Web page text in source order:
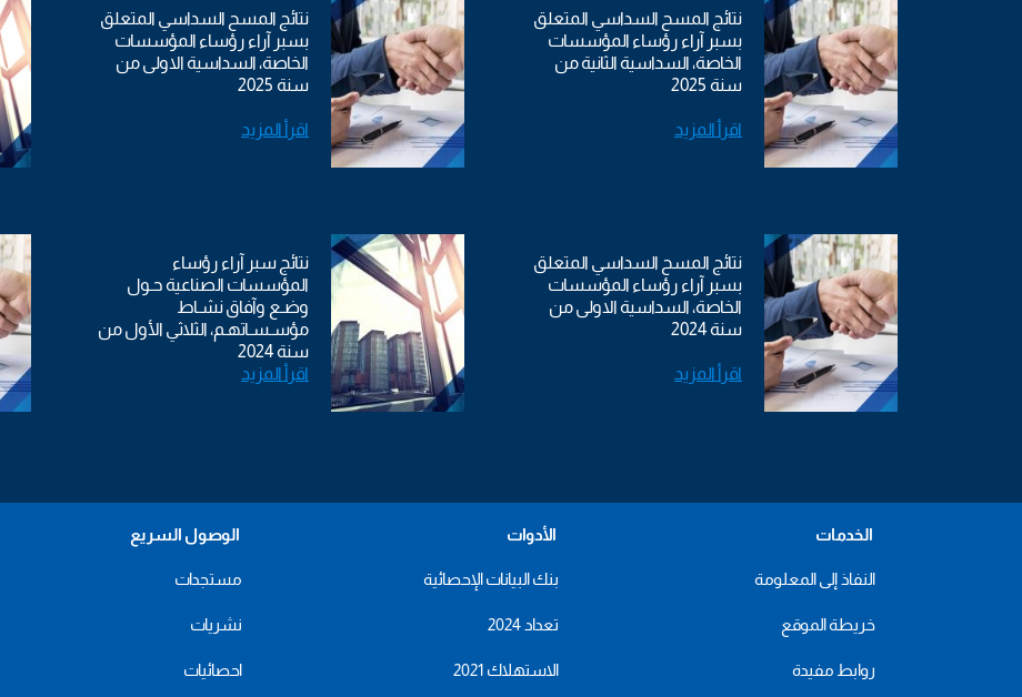
نتائج المسح السداسي المتعلق
بسبر آراء رؤساء المؤسسات
الخاصة، السداسية الثانية من
سنة 2025
اقرأ المزيد
نتائج المسح السداسي المتعلق
بسبر آراء رؤساء المؤسسات
الخاصة، السداسية الاولى من
سنة 2025
اقرأ المزيد
نتائج المسح السداسي المتعلق
بسبر آراء رؤساء المؤسسات
الخاصة، السداسية الاولى من
سنة 2024
اقرأ المزيد
نتائج سبر آراء رؤساء
المؤسسات الصناعية حـول
وضـع وآفاق نشـاط
مؤسـسـاتهـم، الثلاثي الأول من
سنة 2024
اقرأ المزيد
الخدمات
النفاذ إلى المعلومة
خريطة الموقع
روابط مفيدة
الأدوات
بنك البيانات الإحصائية
تعداد 2024
الاستهلاك 2021
الوصول السريع
مستجدات
نشريات
احصائيات